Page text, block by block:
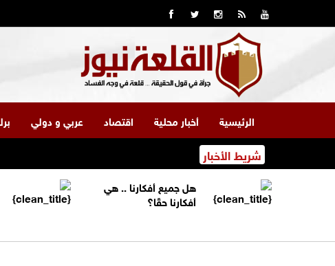
الرئيسية أخبار محلية اقتصاد عربي و دولي
شريط الأخبار
هل جميع أفكارنا .. هي
أفكارنا حقًا؟